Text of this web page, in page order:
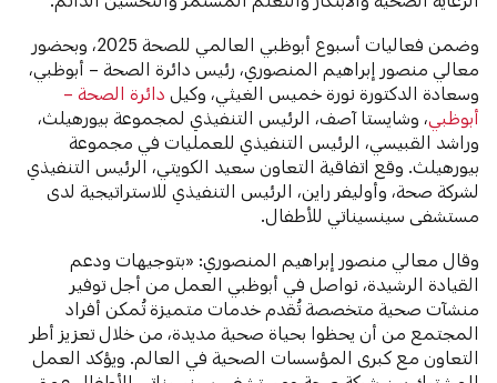
وضمن فعاليات أسبوع أبوظبي العالمي للصحة 2025، وبحضور
معالي منصور إبراهيم المنصوري، رئيس دائرة الصحة – أبوظبي،
وسعادة الدكتورة نورة خميس الغيثي، وكيلدائرة الصحة –
أبوظبي ، وشايستا آصف، الرئيس التنفيذي لمجموعة بيورهيلث،
وراشد القبيسي، الرئيس التنفيذي للعمليات في مجموعة
بيورهيلث. وقع اتفاقية التعاون سعيد الكويتي، الرئيس التنفيذي
لشركة صحة، وأوليفر راين، الرئيس التنفيذي للاستراتيجية لدى
مستشفى سينسيناتي للأطفال.
وقال معالي منصور إبراهيم المنصوري: «بتوجيهات ودعم
القيادة الرشيدة، نواصل في أبوظبي العمل من أجل توفير
منشآت صحية متخصصة تُقدم خدمات متميزة تُمكن أفراد
المجتمع من أن يحظوا بحياة صحية مديدة، من خلال تعزيز أطر
التعاون مع كبرى المؤسسات الصحية في العالم. ويؤكد العمل